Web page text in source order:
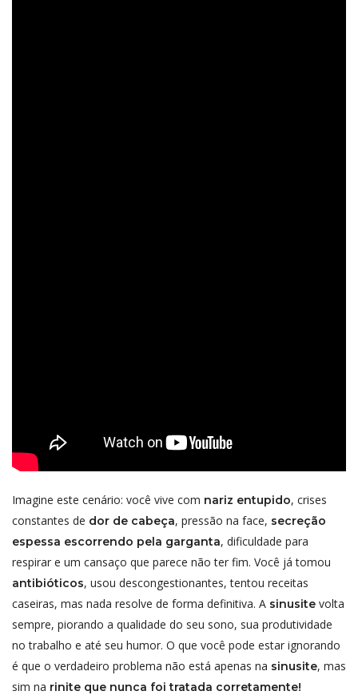
Imagine este cenário: você vive com nariz entupido, crises
constantes de dor de cabeça, pressão na face, secreção
espessa escorrendo pela garganta, dificuldade para
respirar e um cansaço que parece não ter fim. Você já tomou
antibióticos, usou descongestionantes, tentou receitas
caseiras, mas nada resolve de forma definitiva. A sinusite volta
sempre, piorando a qualidade do seu sono, sua produtividade
no trabalho e até seu humor. O que você pode estar ignorando
é que o verdadeiro problema não está apenas na sinusite, mas
sim na rinite que nunca foi tratada corretamente!